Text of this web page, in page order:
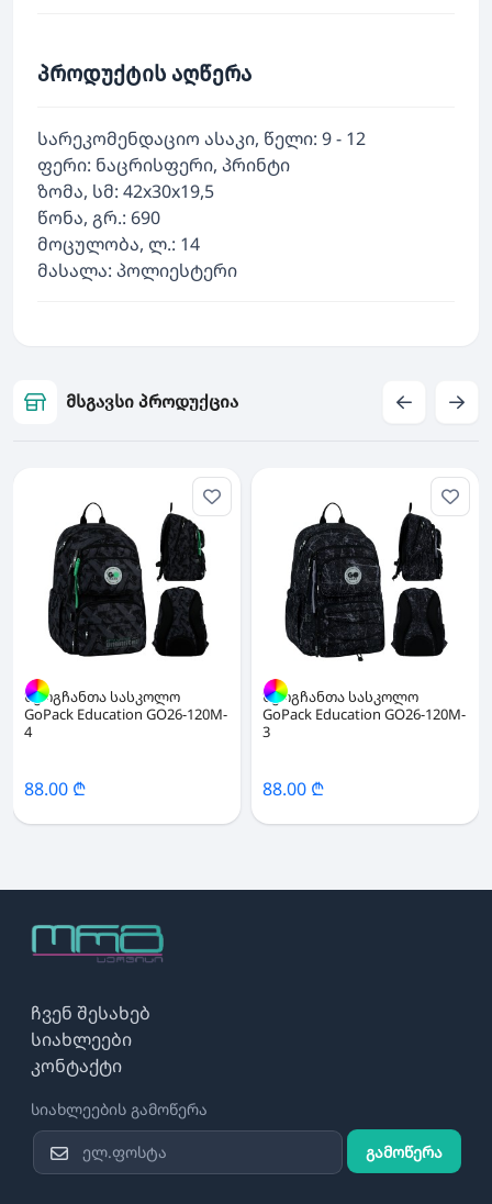
პროდუქტის აღწერა
სარეკომენდაციო ასაკი, წელი: 9 - 12
ფერი: ნაცრისფერი, პრინტი
ზომა, სმ: 42x30x19,5
წონა, გრ.: 690
მოცულობა, ლ.: 14
მასალა: პოლიესტერი
მსგავსი პროდუქცია
ზურგჩანთა სასკოლო
GoPack Education GO26-120M-
4
88.00 ₾
ზურგჩანთა სასკოლო
GoPack Education GO26-120M-
3
88.00 ₾
ჩვენ შესახებ
სიახლეები
კონტაქტი
სიახლეების გამოწერა
გამოწერა